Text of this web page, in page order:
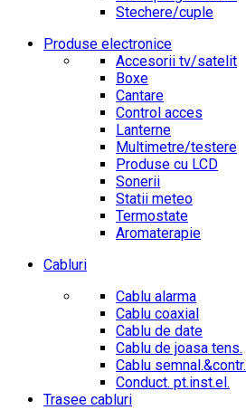
Stechere/cuple
Produse electronice
Accesorii tv/satelit
Boxe
Cantare
Control acces
Lanterne
Multimetre/testere
Produse cu LCD
Sonerii
Statii meteo
Termostate
Aromaterapie
Cabluri
Cablu alarma
Cablu coaxial
Cablu de date
Cablu de joasa tens.
Cablu semnal.&contr.
Conduct. pt.inst.el.
Trasee cabluri